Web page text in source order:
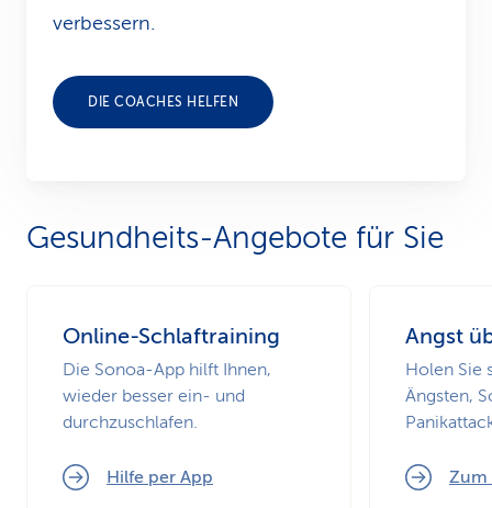
verbessern.
DIE COACHES HELFEN
Gesund­heits-Ange­bote für Sie
Online-Schlaftraining
Die Sonoa-App hilft Ihnen,
wieder besser ein- und
durchzuschlafen.
Hilfe per App
Angst
Holen Sie
Ängsten,
Zum